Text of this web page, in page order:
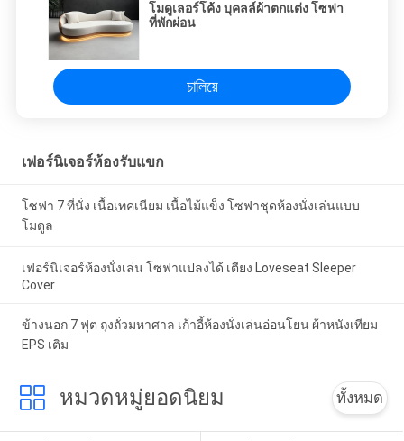
โมดูเลอร์โค้ง บุคลล์ผ้าตกแต่ง โซฟา
ที่พักผ่อน
চালিয়ে
เฟอร์นิเจอร์ห้องรับแขก
โซฟา 7 ที่นั่ง เนื้อเทคเนียม เนื้อไม้แข็ง โซฟาชุดห้องนั่งเล่นแบบ
โมดูล
เฟอร์นิเจอร์ห้องนั่งเล่น โซฟาแปลงได้ เตียง Loveseat Sleeper
Cover
ข้างนอก 7 ฟุต ถุงถั่วมหาศาล เก้าอี้ห้องนั่งเล่นอ่อนโยน ผ้าหนังเทียม
EPS เติม
หมวดหมู่ยอดนิยม ทั้งหมด